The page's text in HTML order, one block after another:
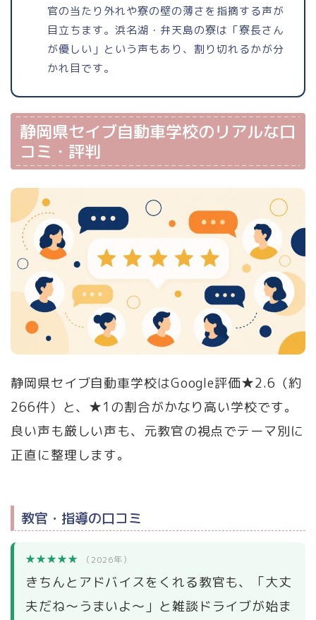
官の当たり外れや寮の壁の薄さを指摘する声が
目立ちます。浜名湖・弁天島の寮は「寮長さん
が優しい」という声もあり、割り切れるかが分
かれ目です。
静岡県セイブ自動車学校のリアルな口
コミ・評判
静岡県セイブ自動車学校はGoogle評価★2.6（約
266件）と、★1の割合がかなり高い学校です。
良い声も厳しい声も、元教官の視点でテーマ別に
正直に整理します。
教官・指導の口コミ
★★★★★ （2026年）
きちんとアドバイスをくれる教官も、「大丈
夫だね〜うまいよ〜」と雑談ドライブが始ま